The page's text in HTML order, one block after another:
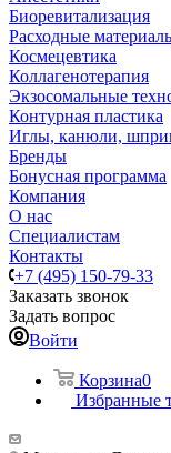
Биоревитализация
Расходные
Космецевтика
Коллагенотерапия
Экзосомальные
Контурная пластика
Иглы, канюли,
Бренды
Бонусная программа
Компания
О нас
Специалистам
Контакты
+7 (495) 150-79-33
Заказать звонок
Задать вопрос
Войти
Корзина0
Избранные